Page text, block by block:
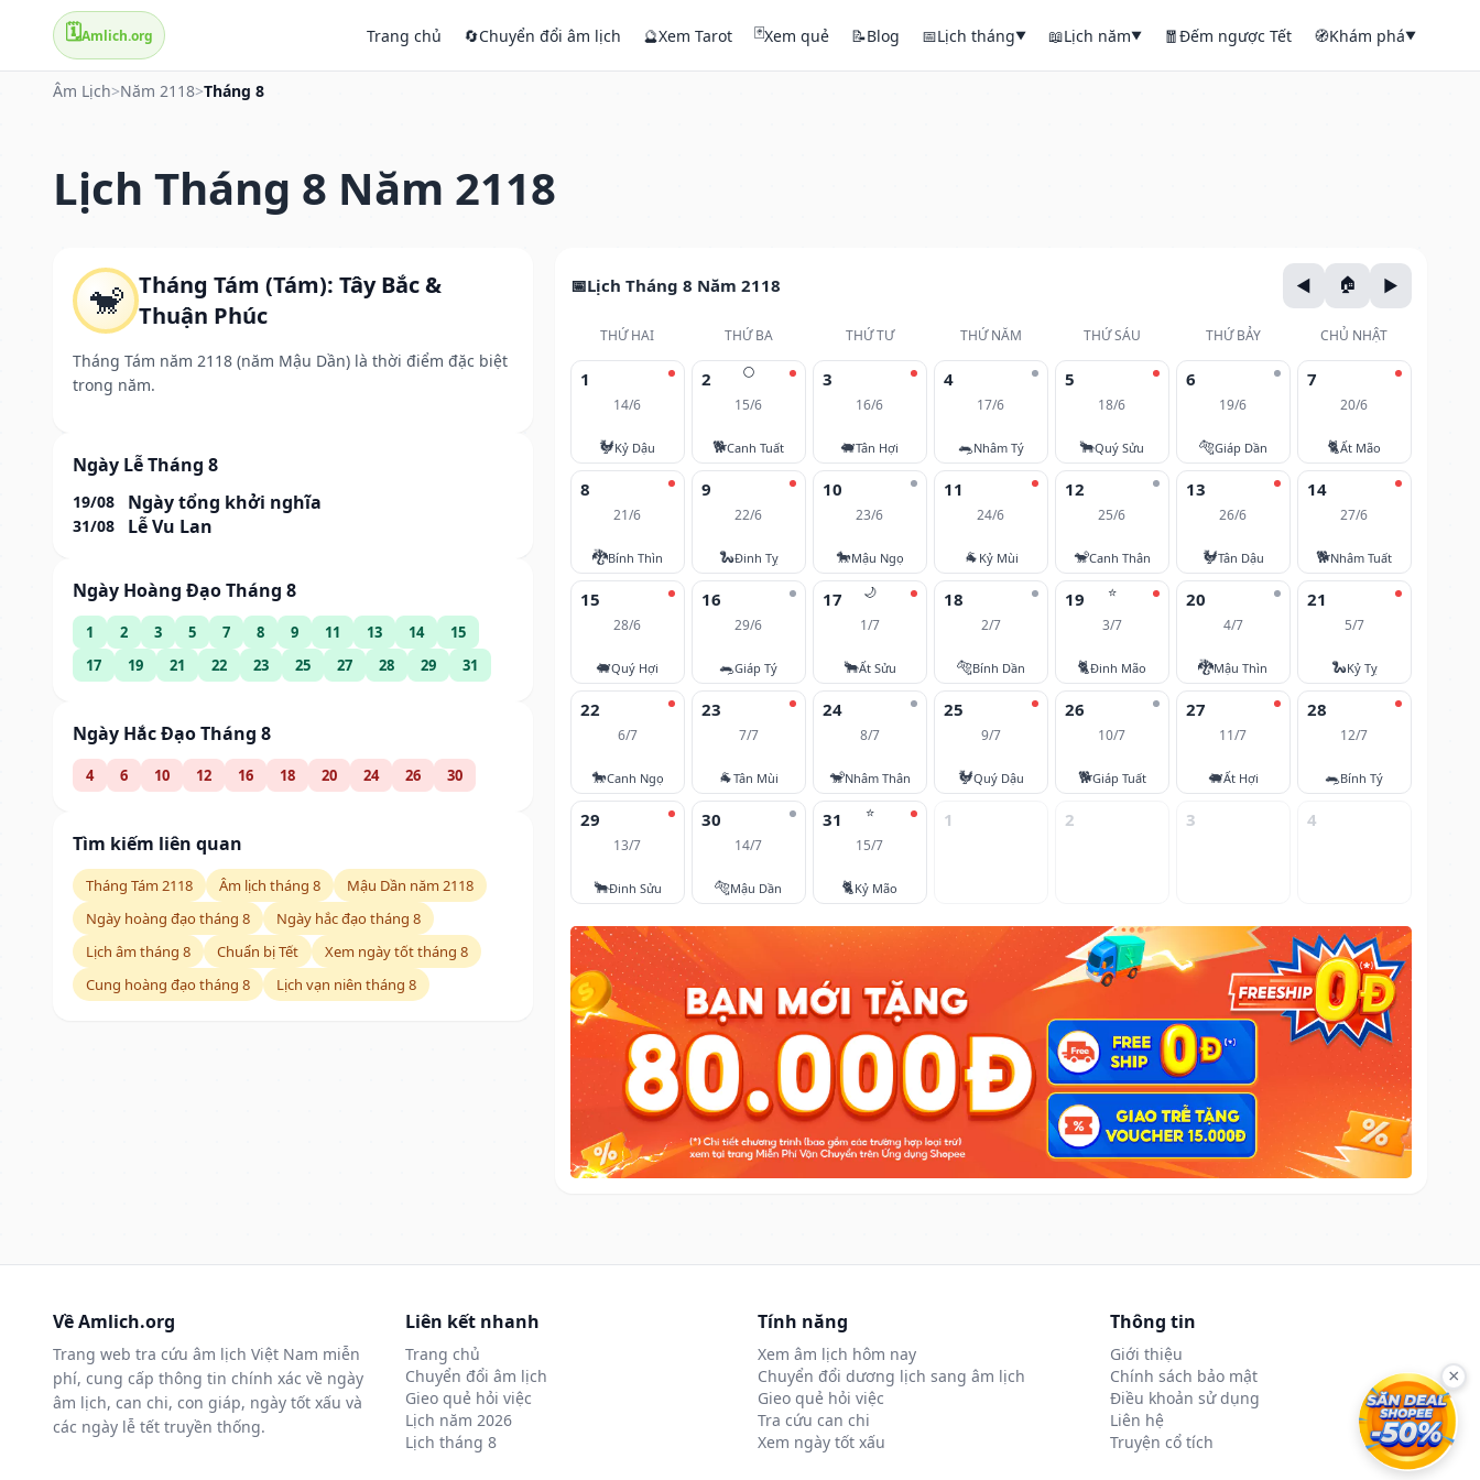
🗓️Amlich.org Trang chủ 🔄Chuyển đổi âm lịch 🔮Xem Tarot 🃏Xem quẻ 📝Blog 📅Lịch tháng▼ 📖Lịch năm▼ 🧧Đếm ngược Tết 🧭Khám phá▼
Âm Lịch>Năm 2118>Tháng 8
Lịch Tháng 8 Năm 2118
🐒 Tháng Tám (Tám): Tây Bắc &
Thuận Phúc
Tháng Tám năm 2118 (năm Mậu Dần) là thời điểm đặc biệt
trong năm.
Ngày Lễ Tháng 8
19/08 Ngày tổng khởi nghĩa
31/08 Lễ Vu Lan
Ngày Hoàng Đạo Tháng 8
1 2 3 5 7 8 9 11 13 14
15
17
19 21 22 23 25 27 28 29 31
Ngày Hắc Đạo Tháng 8
4 6 10 12 16 18 20 24 26 30
Tìm kiếm liên quan
Tháng Tám 2118 Âm lịch tháng 8
Mậu Dần năm 2118
Ngày hoàng đạo tháng 8
Ngày hắc đạo tháng 8
Lịch âm tháng 8
Chuẩn bị Tết
Xem ngày tốt tháng 8
Cung hoàng đạo tháng 8
Lịch vạn niên tháng 8
Lịch Tháng 8 Năm 2118
THỨ HAI THỨ BA THỨ TƯ THỨ NĂM THỨ SÁU THỨ BẢY CHỦ NHẬT
1
14/6
🐓Kỷ Dậu
🌕
2
15/6
🐕Canh Tuất
3
16/6
🐖Tân Hợi
4
17/6
🐀Nhâm Tý
5
18/6
🐂Quý Sửu
6
19/6
🐅Giáp Dần
7
20/6
🐈Ất Mão
8
21/6
🐉Bính Thìn
9
22/6
🐍Đinh Tỵ
10
23/6
🐎Mậu Ngọ
11
24/6
🐐 Kỷ Mùi
12
25/6
🐒Canh Thân
13
26/6
🐓Tân Dậu
14
27/6
🐕Nhâm Tuất
15
28/6
🐖Quý Hợi
16
29/6
🐀Giáp Tý
🌙
17
1/7
🐂Ất Sửu
18
2/7
🐅Bính Dần
⭐
19
3/7
🐈Đinh Mão
20
4/7
🐉Mậu Thìn
21
5/7
🐍Kỷ Tỵ
22
6/7
🐎Canh Ngọ
23
7/7
🐐Tân Mùi
24
8/7
🐒Nhâm Thân
25
9/7
🐓Quý Dậu
26
10/7
🐕Giáp Tuất
27
11/7
🐖Ất Hợi
28
12/7
🐀Bính Tý
29
13/7
🐂Đinh Sửu
30
14/7
🐅Mậu Dần
⭐
31
15/7
🐈Kỷ Mão
1 2 3 4
Về Amlich.org
Trang web tra cứu âm lịch Việt Nam miễn
phí, cung cấp thông tin chính xác về ngày
âm lịch, can chi, con giáp, ngày tốt xấu và
các ngày lễ tết truyền thống.
Liên kết nhanh
Trang chủ
Chuyển đổi âm lịch
Gieo quẻ hỏi việc
Lịch năm 2026
Lịch tháng 8
Tính năng
Xem âm lịch hôm nay
Chuyển đổi dương lịch sang âm lịch
Gieo quẻ hỏi việc
Tra cứu can chi
Xem ngày tốt xấu
Thông tin
Giới thiệu
Chính sách bảo mật
Điều khoản sử dụng
Liên hệ
Truyện cổ tích
×